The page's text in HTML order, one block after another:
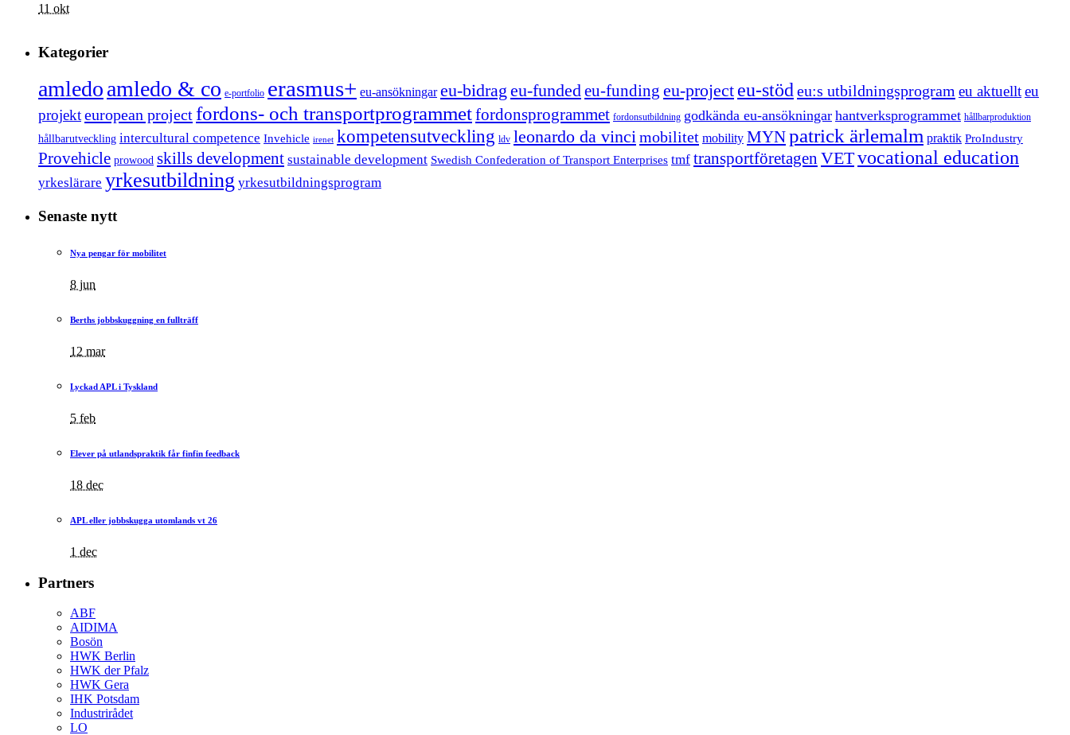
11 okt
Kategorier
amledoamledo & co e-portfolio erasmus+ eu-ansökningar eu-bidrag eu-fundedeu-funding eu-project eu-stödeu:s utbildningsprogrameu aktuellteu
projekteuropean projectfordons- och transportprogrammetfordonsprogrammet fordonsutbildning godkända eu-ansökningar hantverksprogrammet hållbarproduktion
hållbarutveckling intercultural competence Invehicle irenet kompetensutveckling ldv leonardo da vincimobilitet mobility MYNpatrick ärlemalm praktik ProIndustry
Provehicle prowood skills development sustainable development Swedish Confederation of Transport Enterprises tmf transportföretagen VETvocational education
yrkeslärare yrkesutbildning yrkesutbildningsprogram
Senaste nytt
Nya pengar för mobilitet
8 jun
Berths jobbskuggning en fullträff
12 mar
Lyckad APL i Tyskland
5 feb
Elever på utlandspraktik får finfin feedback
18 dec
APL eller jobbskugga utomlands vt 26
1 dec
Partners
ABF
AIDIMA
Bosön
HWK Berlin
HWK der Pfalz
HWK Gera
IHK Potsdam
Industrirådet
LO